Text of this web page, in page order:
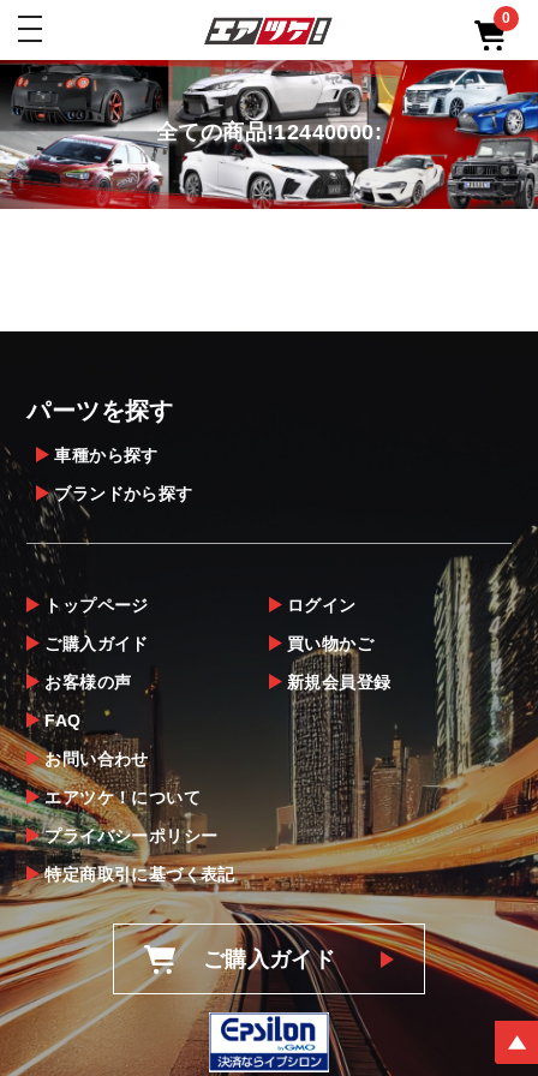
toggle
0
全ての商品!12440000:
パーツを探す
車種から探す
ブランドから探す
トップページ
ご購入ガイド
お客様の声
FAQ
お問い合わせ
エアツケ！について
プライバシーポリシー
特定商取引に基づく表記
ログイン
買い物かご
新規会員登録
ご購入ガイド